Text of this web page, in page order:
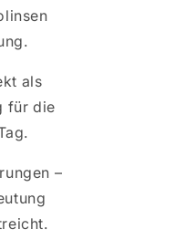
als
für die
–